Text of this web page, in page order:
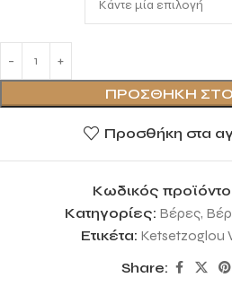
ΠΡΟΣΘΉΚΗ
Προσθήκη στα
Κωδικός
Κατηγορίες: Βέρες,
Ετικέτα: Ketsetzoglou
Share: